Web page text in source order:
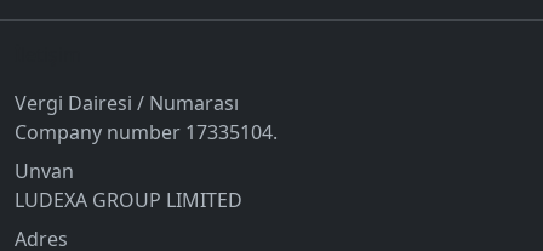
Vergi Dairesi / Numarası
Company number 17335104.
Unvan
LUDEXA GROUP LIMITED
Adres